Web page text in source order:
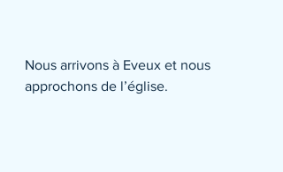
Nous arrivons à Eveux et nous
approchons de l’église.